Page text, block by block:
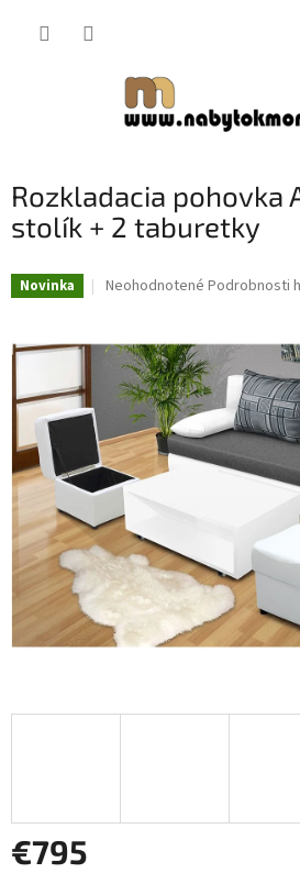
Rozkladacia pohovka
stolík + 2 taburetky
Novinka
Priemerné
je
0,0
hviezdičiek.
Neohodnotené Podrobnosti
€795